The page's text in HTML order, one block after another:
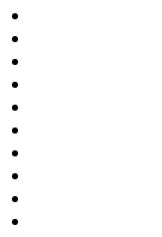
سامی
سامیار
سپهر
سپهر
ستار
سجاد
سجاد
سجاد
سجاد
سجاد